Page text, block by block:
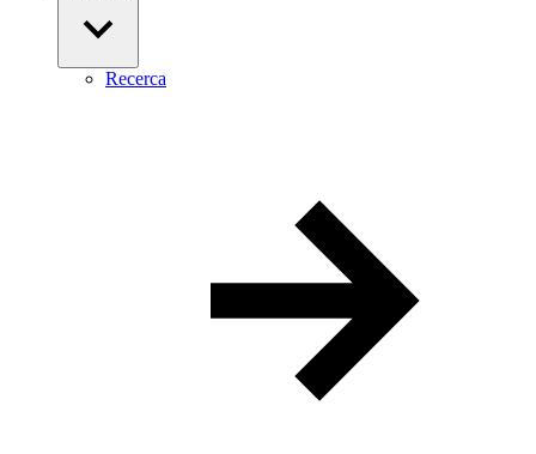
Recerca